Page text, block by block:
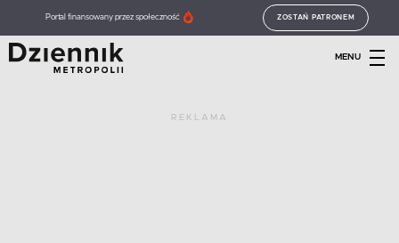
Portal finansowany przez społeczność ZOSTAŃ PATRONEM
MENU
REKLAMA